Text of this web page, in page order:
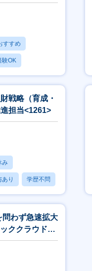
すすめ
験OK
戦略（育成・
担当<1261>
み
あり 学歴不問
問わず急速拡大
ククラウド活
企画